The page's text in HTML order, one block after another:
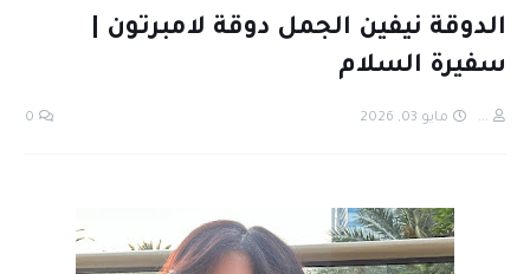
الدوقة نيفين الجمل دوقة لامبرتون |
سفيرة السلام
... مايو 03, 2026 0